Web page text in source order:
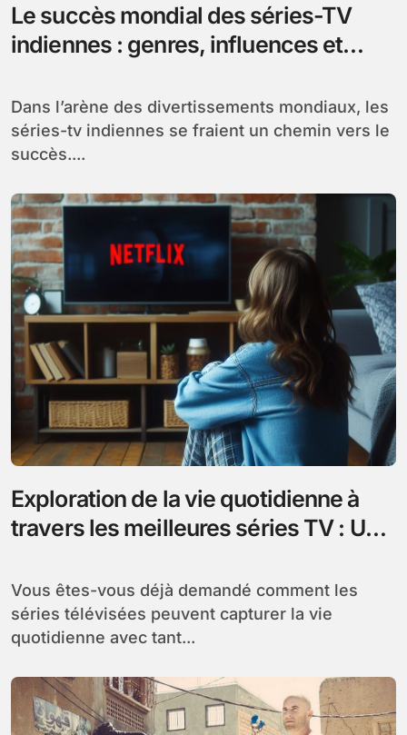
Le succès mondial des séries-TV
indiennes : genres, influences et
Dans l’arène des divertissements mondiaux, les
séries-tv indiennes se fraient un chemin vers le
succès....
Exploration de la vie quotidienne à
travers les meilleures séries TV : Un
Vous êtes-vous déjà demandé comment les
séries télévisées peuvent capturer la vie
quotidienne avec tant...